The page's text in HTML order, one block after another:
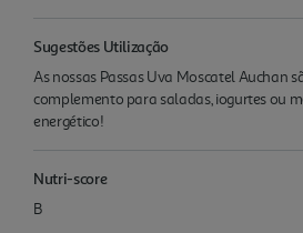
Sugestões Utilização
As nossas Passas Uva Moscatel Auchan
complemento para saladas, iogurtes ou
energético!
Nutri-score
B